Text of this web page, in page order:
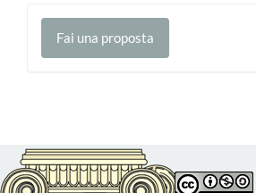
Fai
unaFai una proposta